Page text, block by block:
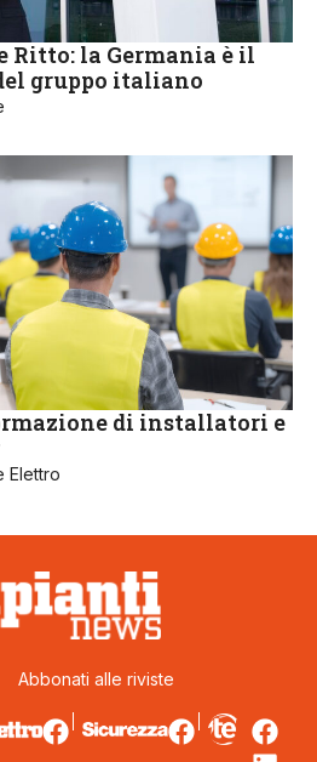
Ritto: la Germania è il
gruppo italiano
di installatori e
Elettro
Abbonati alle riviste